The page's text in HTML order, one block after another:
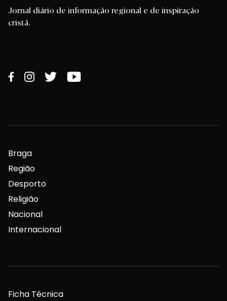
Jornal diário de informação regional e de inspiração
cristã.
Braga
Região
Desporto
Religião
Nacional
Internacional
Ficha Técnica